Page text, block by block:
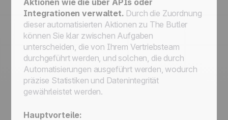
Aktionen wie die über APIs oder
Integrationen verwaltet. Durch die Zuordnung
dieser automatisierten Aktionen zu The Butler
können Sie klar zwischen Aufgaben
unterscheiden, die von Ihrem Vertriebsteam
durchgeführt werden, und solchen, die durch
Automatisierungen ausgeführt werden, wodurch
präzise Statistiken und Datenintegrität
gewährleistet werden.
Hauptvorteile: